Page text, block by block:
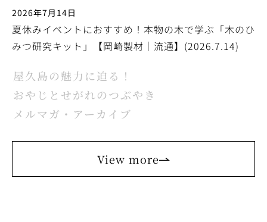
屋久島の魅力に迫る！
おやじとせがれのつぶやき
メルマガ・アーカイブ
2026年7月14日
夏休みイベントにおすすめ！本物の木で学ぶ「木のひ
みつ研究キット」【岡崎製材｜流通】(2026.7.14)
View more